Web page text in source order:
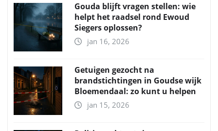
Gouda blijft vragen stellen: wie
helpt het raadsel rond Ewoud
Siegers oplossen?
jan 16, 2026
Getuigen gezocht na
brandstichtingen in Goudse wijk
Bloemendaal: zo kunt u helpen
jan 15, 2026